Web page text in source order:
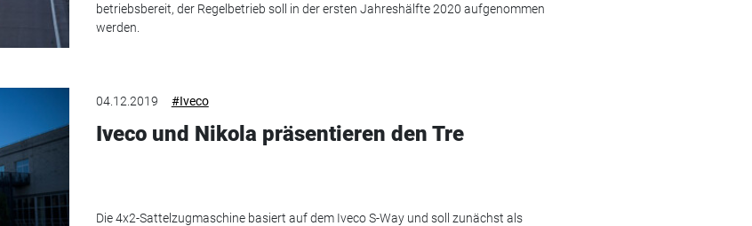
betriebsbereit, der Regelbetrieb soll in der ersten Jahreshälfte 2020 aufgenommen
werden.
04.12.2019 #Iveco
Iveco und Nikola präsentieren den Tre
Die 4x2-Sattelzugmaschine basiert auf dem Iveco S-Way und soll zunächst als